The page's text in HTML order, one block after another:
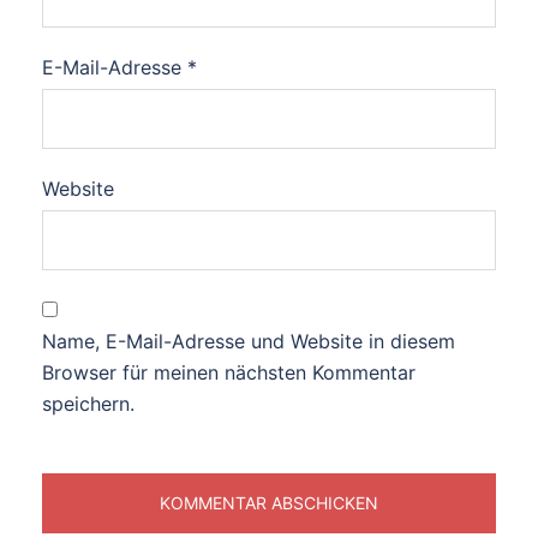
E-Mail-Adresse *
Website
Name, E-Mail-Adresse und Website in diesem
Browser für meinen nächsten Kommentar
speichern.